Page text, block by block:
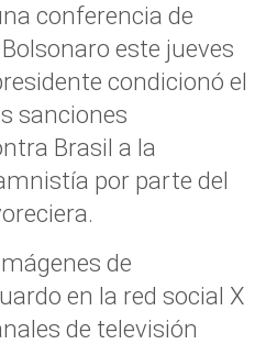
conferencia de
este jueves
condicionó el
sanciones
Brasil a la
por parte del
de
en la red social X
de televisión